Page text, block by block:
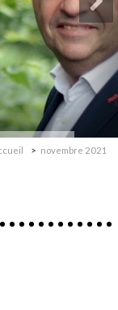
novembre 2021